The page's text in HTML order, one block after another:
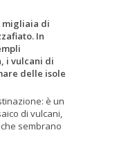
migliaia di
In
i vulcani di
delle isole
è un
di vulcani,
sembrano